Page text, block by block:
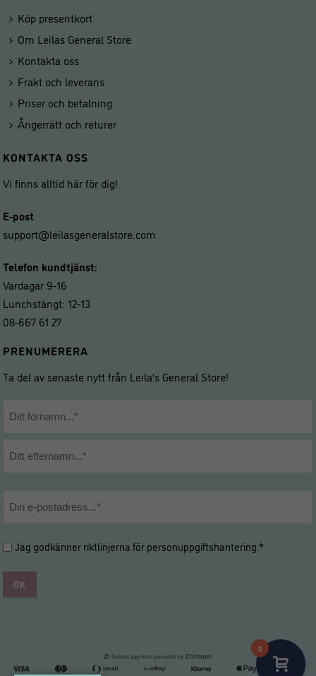
Köp presentkort
Om Leilas General Store
Kontakta oss
Frakt och leverans
Priser och betalning
Ångerrätt och returer
KONTAKTA OSS
Vi finns alltid här för dig!
E-post
support@leilasgeneralstore.com
Telefon kundtjänst:
Vardagar 9-16
Lunchstängt: 12-13
08-667 61 27
PRENUMERERA
Ta del av senaste nytt från Leila’s General Store!
Hantering
personuppgifter
*
Jag godkänner riktlinjerna förpersonuppgiftshantering .*
0